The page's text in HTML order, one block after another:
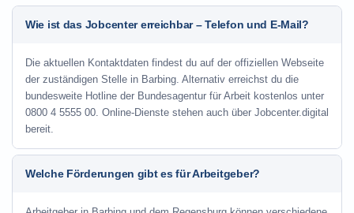
Wie ist das Jobcenter erreichbar – Telefon und E-Mail?
Die aktuellen Kontaktdaten findest du auf der offiziellen Webseite
der zuständigen Stelle in Barbing. Alternativ erreichst du die
bundesweite Hotline der Bundesagentur für Arbeit kostenlos unter
0800 4 5555 00. Online-Dienste stehen auch über Jobcenter.digital
bereit.
Welche Förderungen gibt es für Arbeitgeber?